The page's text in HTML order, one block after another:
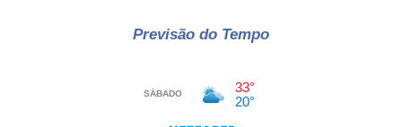
Previsão do Tempo